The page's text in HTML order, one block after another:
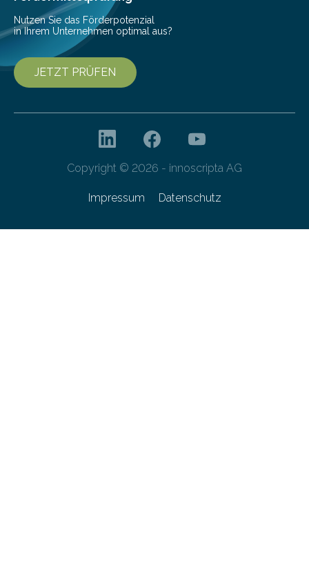
Forschungsprogramm „Datenrekonstruktion…
Nutzen Sie das Förderpotenzial
in Ihrem Unternehmen optimal aus?
JETZT PRÜFEN
Copyright © 2026 - innoscripta AG
Impressum Datenschutz